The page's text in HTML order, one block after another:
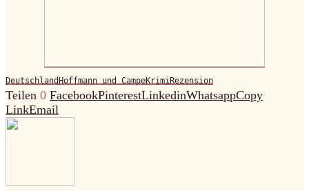
Deutschland Hoffmann und CampeKrimiRezension
Teilen 0 FacebookPinterestLinkedinWhatsappCopy
LinkEmail